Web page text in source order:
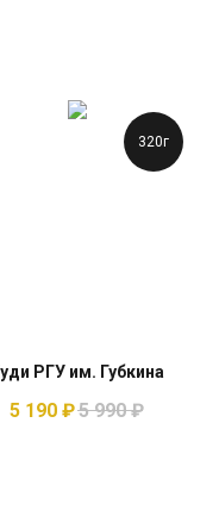
320г
РГУ им. Губкина
5 190 ₽5 990 ₽